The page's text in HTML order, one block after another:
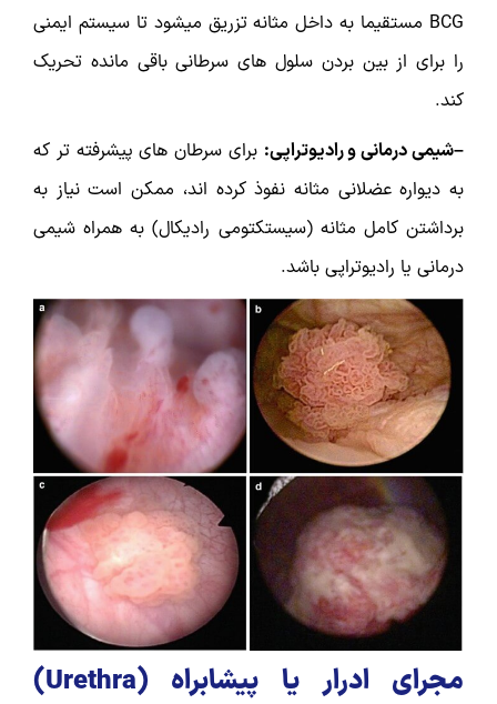
BCG مستقیما به داخل مثانه تزریق میشود تا سیستم ایمنی
را برای از بین بردن سلول های سرطانی باقی مانده تحریک
کند.
–شیمی درمانی و رادیوتراپی: برای سرطان های پیشرفته تر که
به دیواره عضلانی مثانه نفوذ کرده اند، ممکن است نیاز به
برداشتن کامل مثانه (سیستکتومی رادیکال) به همراه شیمی
درمانی یا رادیوتراپی باشد.
مجرای ادرار یا پیشابراه (Urethra
)